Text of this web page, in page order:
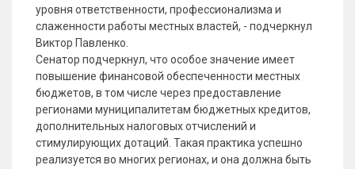
уровня ответственности, профессионализма и
слаженности работы местных властей, - подчеркнул
Виктор Павленко.
Сенатор подчеркнул, что особое значение имеет
повышение финансовой обеспеченности местных
бюджетов, в том числе через предоставление
регионами муниципалитетам бюджетных кредитов,
дополнительных налоговых отчислений и
стимулирующих дотаций. Такая практика успешно
реализуется во многих регионах, и она должна быть